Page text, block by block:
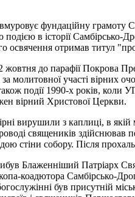
фундаційну грамоту
в історії Самбірсько-
освячення отримав титул
до парафії Покрова
за молитовної участі вірних
події 1990-х років,
вірний Христової Церкви.
вирушили з каплиці, в
священиків здійснював
стіни собору. Після
Блаженніший Патріарх
коадютора Самбірсько-
був присутній